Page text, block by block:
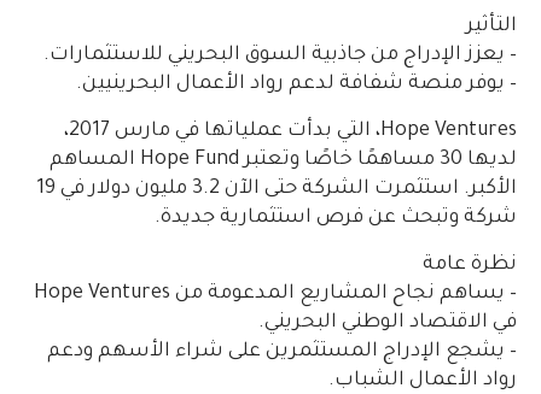
التأثير
– يعزز الإدراج من جاذبية السوق البحريني للاستثمارات.
– يوفر منصة شفافة لدعم رواد الأعمال البحرينيين.
Hope Ventures، التي بدأت عملياتها في مارس 2017،
لديها 30 مساهمًا خاصًا وتعتبر Hope Fund المساهم
الأكبر. استثمرت الشركة حتى الآن 3.2 مليون دولار في 19
شركة وتبحث عن فرص استثمارية جديدة.
نظرة عامة
– يساهم نجاح المشاريع المدعومة من Hope Ventures
في الاقتصاد الوطني البحريني.
– يشجع الإدراج المستثمرين على شراء الأسهم ودعم
رواد الأعمال الشباب.